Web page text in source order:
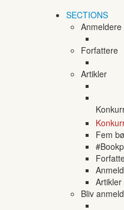
SECTIONS
Anmeldere
Forfattere
Artikler
Fem
Artikler
Bliv